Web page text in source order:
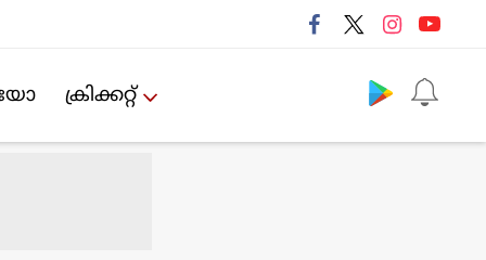
ക്രിക്കറ്റ്‌